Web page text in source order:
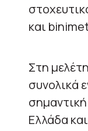
και
Στη
συνολικά
Ελλάδα